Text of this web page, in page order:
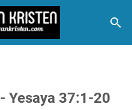
Yesaya 37:1-20